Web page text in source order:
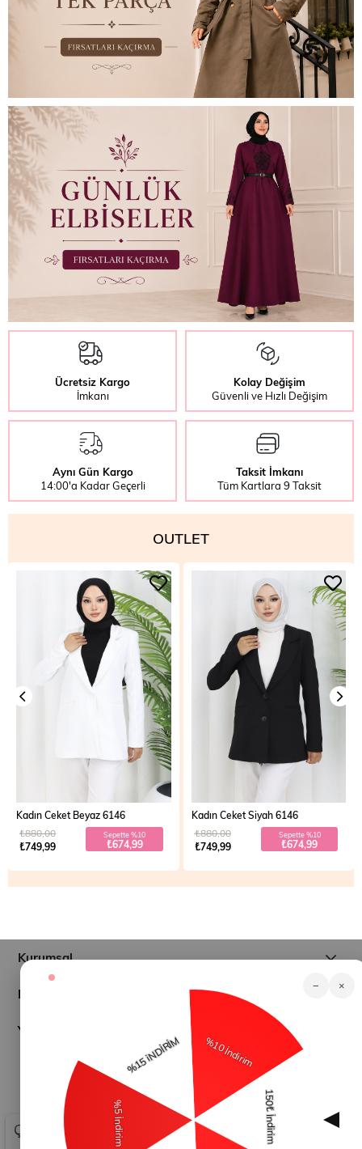
Ücretsiz Kargo
İmkanı
Kolay Değişim
Güvenli ve Hızlı Değişim
Aynı Gün Kargo
14:00'a Kadar Geçerli
Taksit İmkanı
Tüm Kartlara 9 Taksit
OUTLET
Kadın Ceket Siyah 6146
₺749,99
₺880,00 Sepette %10
₺674,99
Kadın Ceket Kahverengi 6146
₺749,99
₺880,00 Sepette %10
₺674,99
Kurumsal
Müşteri İlişkileri
Yardım
modamihram.com - Tüm Hakları Saklıdır.
Çerez Kullanımı
− ×